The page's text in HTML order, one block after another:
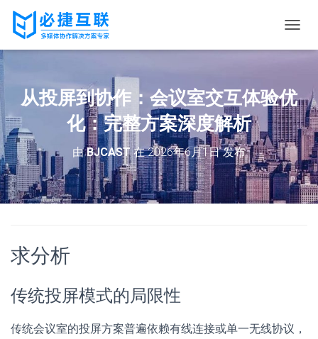
换
从投屏到协作：会议室交互体验优
化：完整方案深度解析
由BJCAST在2026年6月1日发布
求分析
传统投屏模式的局限性
传统会议室的投屏方案普遍依赖有线连接或单一无线协议，